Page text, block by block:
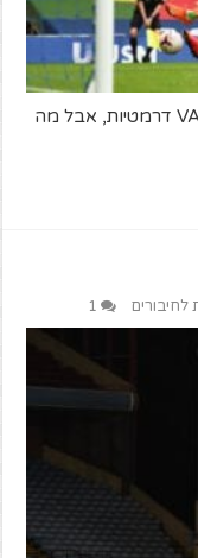
תיקו 2-2 בדרבי עם ערימה של החלטות VAR דרמטיות, אבל מה
לחיבורים 1